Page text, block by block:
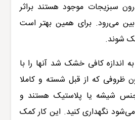
سبزیجات موجود هستند براثر
می‌رود. برای همین بهتر است
شوند.
اندازه کافی خشک شد آنها را با
ظروفی که از قبل شسته و کاملا
شیشه یا پلاستیک هستند و
نگهداری کنید. این کار کمک